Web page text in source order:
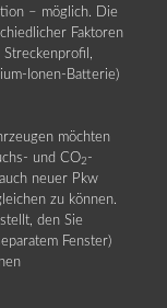
– möglich. Die
Faktoren
Ionen-Batterie)
möchten
und CO2 -
neuer Pkw
zu können.
den Sie
Fenster)